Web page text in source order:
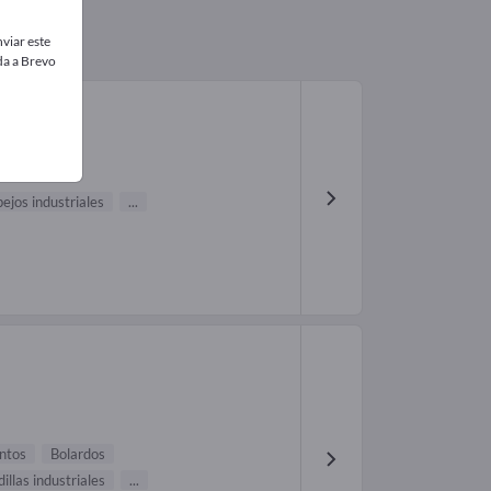
industriales ...
Bolardos
industriales ...
este
a Brevo